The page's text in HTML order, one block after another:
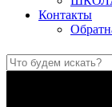
Контакты